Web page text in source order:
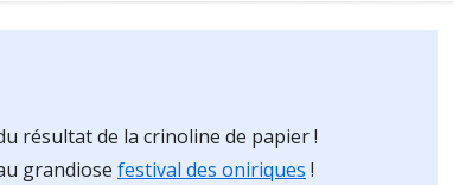
résultat de la crinoline de papier !
grandiose festival des oniriques !